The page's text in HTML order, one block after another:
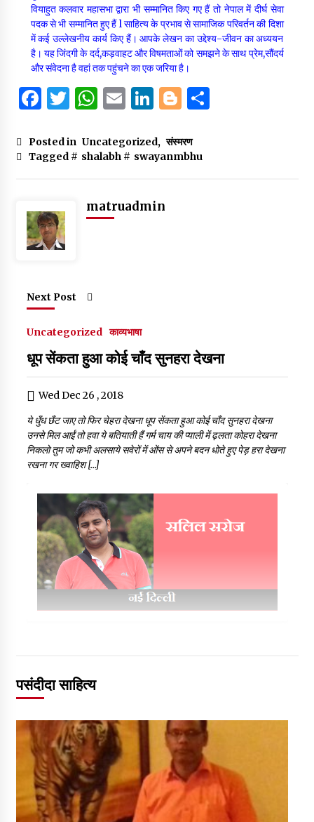
वियाहुत कलवार महासभा द्वारा भी सम्मानित किए गए हैं तो नेपाल में दीर्घ सेवा
पदक से भी सम्मानित हुए हैं l साहित्य के प्रभाव से सामाजिक परिवर्तन की दिशा
में कई उल्लेखनीय कार्य किए हैं। आपके लेखन का उद्देश्य-जीवन का अध्ययन
है। यह जिंदगी के दर्द,कड़वाहट और विषमताओं को समझने के साथ प्रेम,सौंदर्य
और संवेदना है वहां तक पहुंचने का एक जरिया है।
F
c
e
o
o
k
T
it
te
W
at
s
p
E
ai
l
Li
k
e
n
B
g
g
S
Posted in Uncategorized, संस्मरण
Tagged # shalabh# swayanmbhu
matruadmin
Next Post
Uncategorized काव्यभाषा
धूप सेंकता हुआ कोई चाँद सुनहरा देखना
Wed Dec 26 , 2018
ये धुँध छँट जाए तो फिर चेहरा देखना धूप सेंकता हुआ कोई चाँद सुनहरा देखना
उनसे मिल आईं तो हवा ये बतियाती हैं गर्म चाय की प्याली में ढ़लता कोहरा देखना
निकलो तुम जो कभी अलसाये सवेरों में ओंस से अपने बदन धोते हुए पेड़ हरा देखना
रखना गर ख्वाहिश […]
पसंदीदा साहित्य